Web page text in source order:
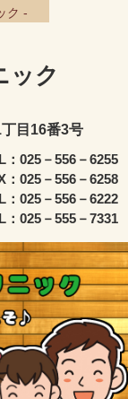
ク -
ック
目16番3号
：025－556－6255
：025－556－6258
：025－556－6222
：025－555－7331